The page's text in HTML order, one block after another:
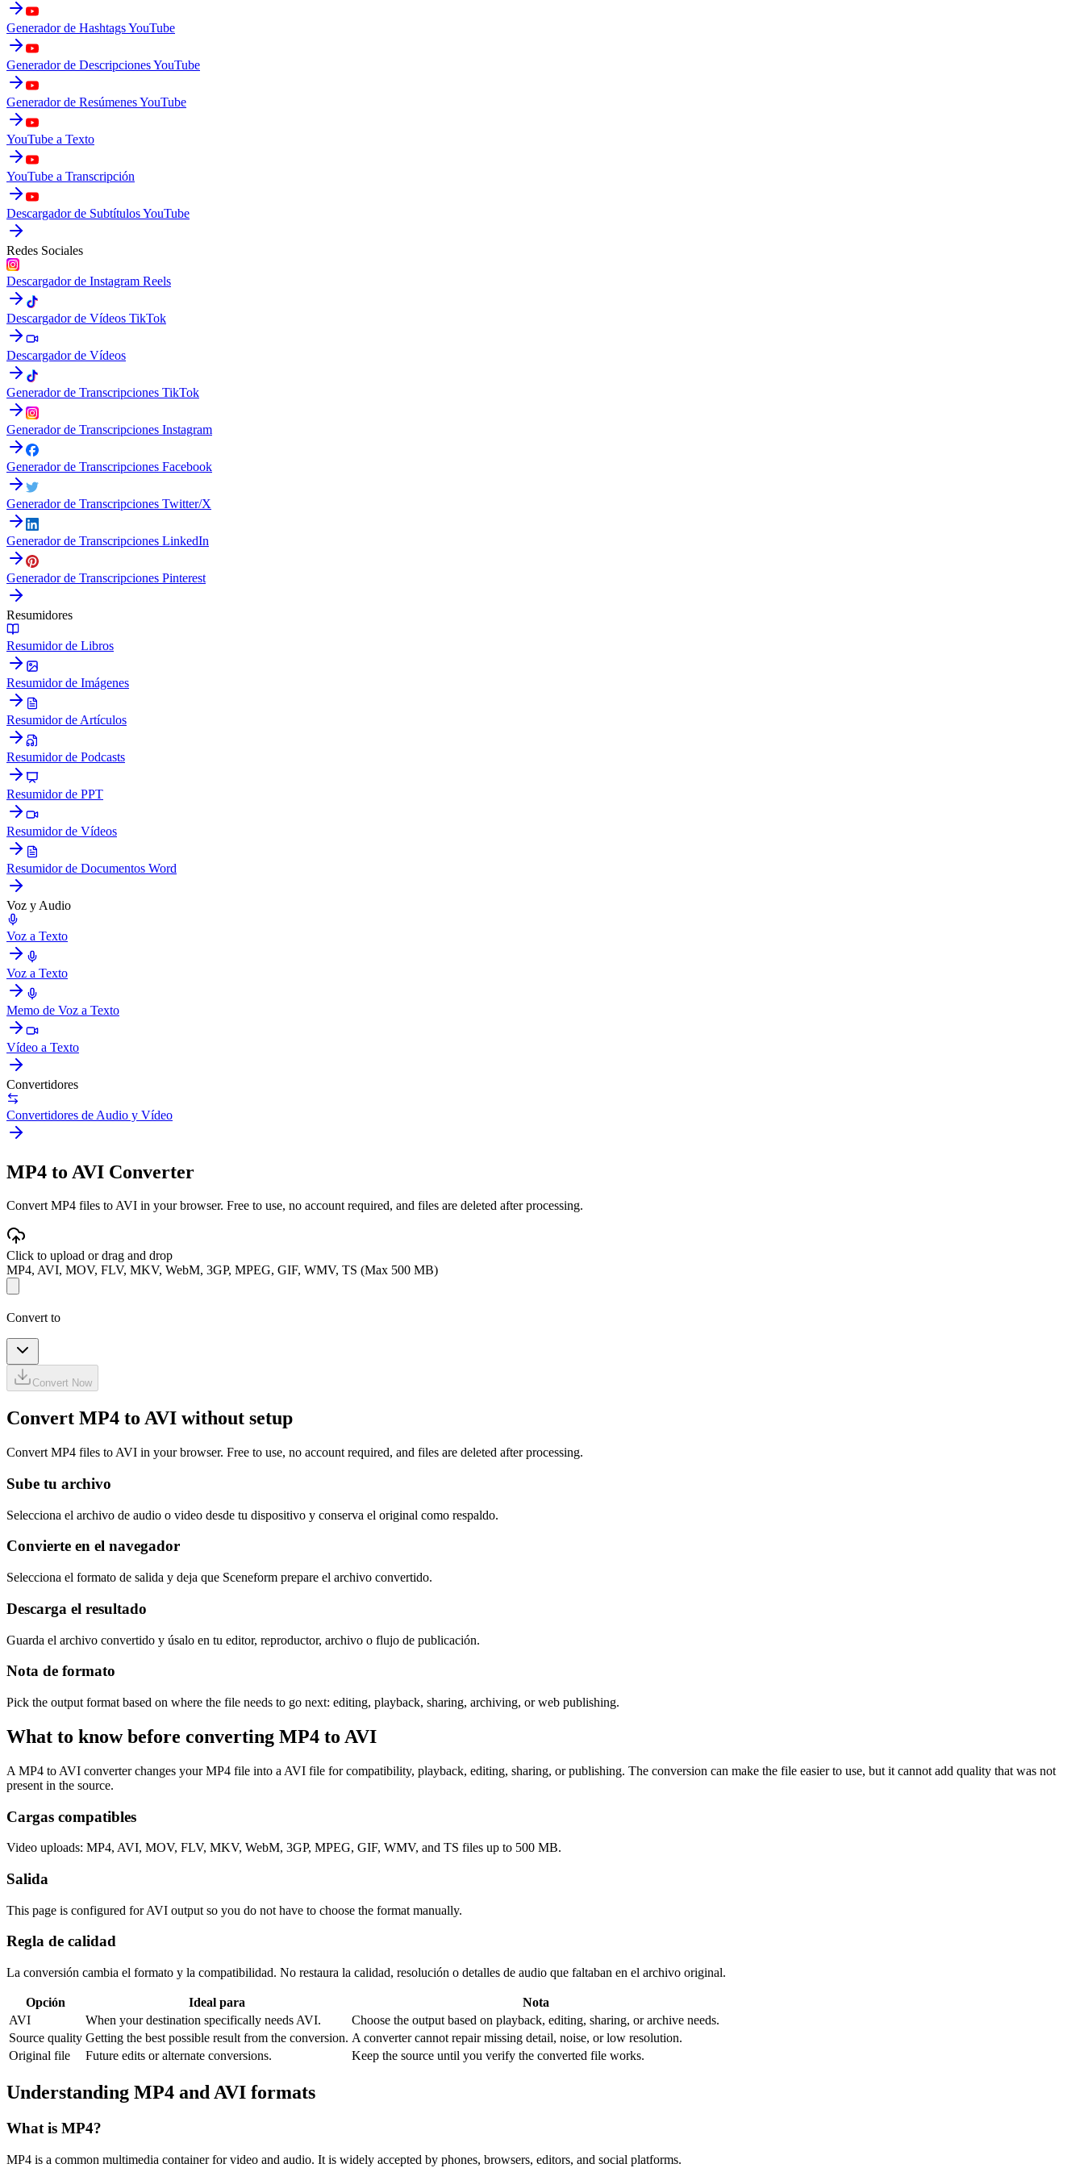
Generador de Hashtags YouTube
Generador de Descripciones YouTube
Generador de Resúmenes YouTube
YouTube a Texto
YouTube a Transcripción
Descargador de Subtítulos YouTube
Redes Sociales
Descargador de Instagram Reels
Descargador de Vídeos TikTok
Descargador de Vídeos
Generador de Transcripciones TikTok
Generador de Transcripciones Instagram
Generador de Transcripciones Facebook
Generador de Transcripciones Twitter/X
Generador de Transcripciones LinkedIn
Generador de Transcripciones Pinterest
Resumidores
Resumidor de Libros
Resumidor de Imágenes
Resumidor de Artículos
Resumidor de Podcasts
Resumidor de PPT
Resumidor de Vídeos
Resumidor de Documentos Word
Voz y Audio
Voz a Texto
Voz a Texto
Memo de Voz a Texto
Vídeo a Texto
Convertidores
Convertidores de Audio y Vídeo
MP4 to AVI Converter
Convert MP4 files to AVI in your browser. Free to use, no account required, and files are deleted after processing.
Click to upload or drag and drop
MP4, AVI, MOV, FLV, MKV, WebM, 3GP, MPEG, GIF, WMV, TS (Max 500 MB)
Convert to
Convert Now
Convert MP4 to AVI without setup
Convert MP4 files to AVI in your browser. Free to use, no account required, and files are deleted after processing.
Sube tu archivo
Selecciona el archivo de audio o video desde tu dispositivo y conserva el original como respaldo.
Convierte en el navegador
Selecciona el formato de salida y deja que Sceneform prepare el archivo convertido.
Descarga el resultado
Guarda el archivo convertido y úsalo en tu editor, reproductor, archivo o flujo de publicación.
Nota de formato
Pick the output format based on where the file needs to go next: editing, playback, sharing, archiving, or web publishing.
What to know before converting MP4 to AVI
A MP4 to AVI converter changes your MP4 file into a AVI file for compatibility, playback, editing, sharing, or publishing. The conversion can make the file easier to use, but it cannot add quality that was not
present in the source.
Cargas compatibles
Video uploads: MP4, AVI, MOV, FLV, MKV, WebM, 3GP, MPEG, GIF, WMV, and TS files up to 500 MB.
Salida
This page is configured for AVI output so you do not have to choose the format manually.
Regla de calidad
La conversión cambia el formato y la compatibilidad. No restaura la calidad, resolución o detalles de audio que faltaban en el archivo original.
Opción Ideal para
Nota
AVI
When your destination specifically needs AVI.
Choose the output based on playback, editing, sharing, or archive needs.
Source quality Getting the best possible result from the conversion. A converter cannot repair missing detail, noise, or low resolution.
Original file
Future edits or alternate conversions. Keep the source until you verify the converted file works.
Understanding MP4 and AVI formats
What is MP4?
MP4 is a common multimedia container for video and audio. It is widely accepted by phones, browsers, editors, and social platforms.